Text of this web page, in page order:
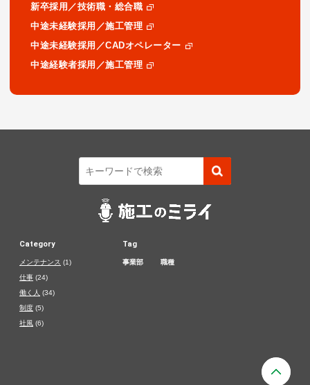
新卒採用／技術職・総合職
中途未経験採用／施工管理
中途未経験採用／CADオペレーター
中途経験者採用／施工管理
Category
メンテナンス (1)
仕事 (24)
働く人 (34)
制度 (5)
社風 (6)
Tag
事業部 職種